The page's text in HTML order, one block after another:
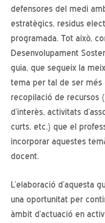
defensores del medi
estratègics, residus
programada. Tot això,
Desenvolupament
guia, que segueix la
tema per tal de ser més
recopilació de recursos
d’interès, activitats
curts, etc.) que el
incorporar aquestes
docent.
L’elaboració d’aquesta
una oportunitat per
àmbit d’actuació en